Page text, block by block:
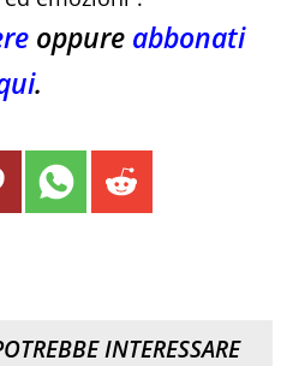
oppure abbonati
.
INTERESSARE